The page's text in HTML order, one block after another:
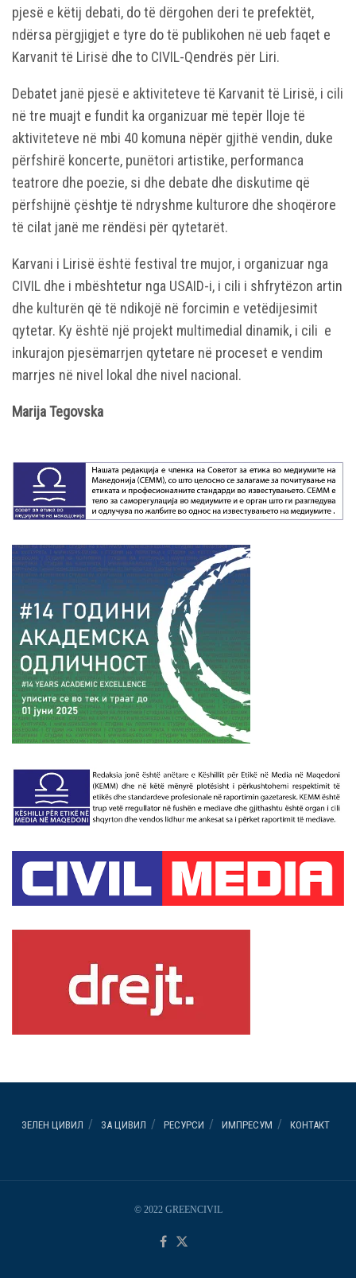
pjesë e këtij debati, do të dërgohen deri te prefektët,
ndërsa përgjigjet e tyre do të publikohen në ueb faqet e
Karvanit të Lirisë dhe to CIVIL-Qendrës për Liri.
Debatet janë pjesë e aktiviteteve të Karvanit të Lirisë, i cili
në tre muajt e fundit ka organizuar më tepër lloje të
aktiviteteve në mbi 40 komuna nëpër gjithë vendin, duke
përfshirë koncerte, punëtori artistike, performanca
teatrore dhe poezie, si dhe debate dhe diskutime që
përfshijnë çështje të ndryshme kulturore dhe shoqërore
të cilat janë me rëndësi për qytetarët.
Karvani i Lirisë është festival tre mujor, i organizuar nga
CIVIL dhe i mbështetur nga USAID-i, i cili i shfrytëzon artin
dhe kulturën që të ndikojë në forcimin e vetëdijesimit
qytetar. Ky është një projekt multimedial dinamik, i cili e
inkurajon pjesëmarrjen qytetare në proceset e vendim
marrjes në nivel lokal dhe nivel nacional.
Marija Tegovska
ЗЕЛЕН ЦИВИЛ ЗА ЦИВИЛ РЕСУРСИ ИМПРЕСУМ КОНТАКТ
© 2022 GREENCIVIL